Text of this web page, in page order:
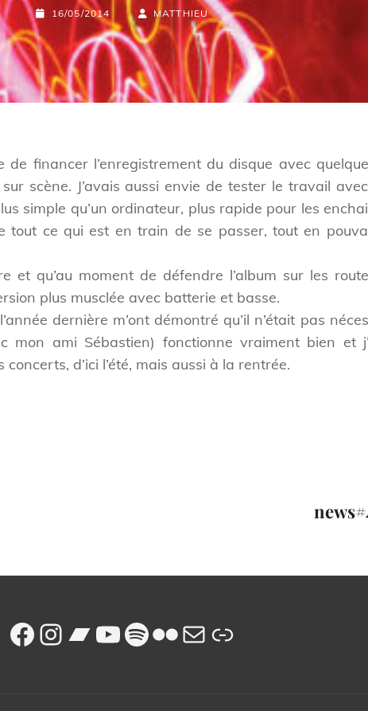
POSTED-
ON
16/05/2014
BY
LINE
BYLINE
MATTHIEU
de financer l’enregistrement du disque avec
scène. J’avais aussi envie de tester le travail
simple qu’un ordinateur, plus rapide pour les
tout ce qui est en train de se passer, tout en
et qu’au moment de défendre l’album sur les
plus musclée avec batterie et basse.
dernière m’ont démontré qu’il n’était pas
mon ami Sébastien) fonctionne vraiment bien et
d’ici l’été, mais aussi à la rentrée.
Facebook
Instagram
Bandcamp
YouTube
Spotify
Flickr
E-mail
Lien